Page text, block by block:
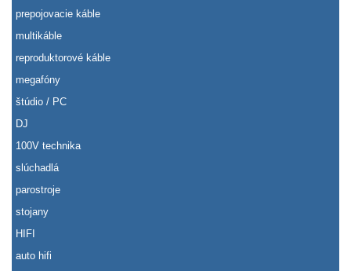
prepojovacie káble
multikáble
reproduktorové káble
megafóny
štúdio / PC
DJ
100V technika
slúchadlá
parostroje
stojany
HIFI
auto hifi